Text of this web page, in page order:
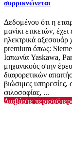
συρρικνώνεται
Δεδομένου ότι η
μανίκι ετικετών,
ηλεκτρικά αξεσουάρ
premium όπως:
Ιαπωνία Yaskawa,
μηχανικούς στην
διαφορετικών
βιώσιμες υπηρεσίες,
φιλοσοφίας, ...
Διαβάστε